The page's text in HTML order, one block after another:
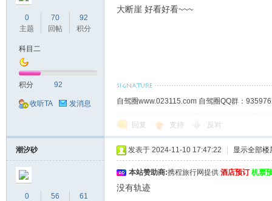
0
主题
70
回帖
92
积分
科目二
积分 92
收听TA 发消息
大断崖 好看好看~~~
自驾圈www.023115.com 自驾圈QQ群：
回复 支持 反对
潮汐砂
0
56
61
发表于 2024-11-10 17:47:22 显示全部楼
本站赞助商:携程旅行网提供 酒店预订 机票
没有轨迹